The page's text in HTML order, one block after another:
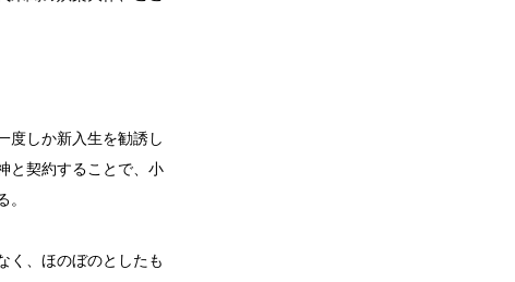
度しか新入生を勧誘し
と契約することで、小
。
く、ほのぼのとしたも